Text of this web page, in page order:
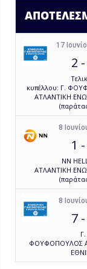
17
2 -
κυπέλλου: Γ.
ΑΤΛΑΝΤΙΚΗ
8
1 -
NN
ΑΤΛΑΝΤΙΚΗ
8
7 -
Γ.
ΦΟΥΦΟΠΟΥΛΟΣ